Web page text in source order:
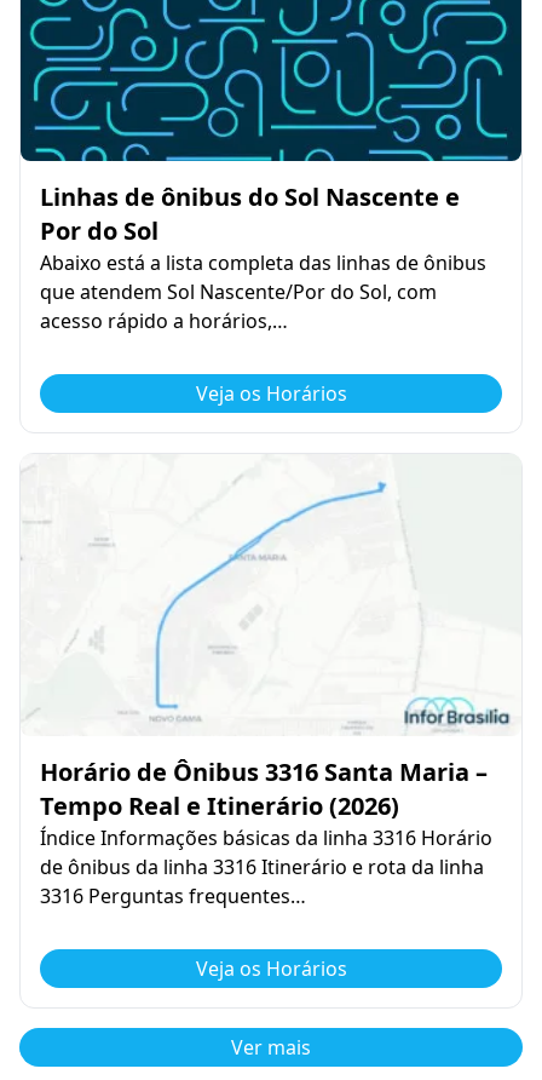
Linhas de ônibus do Sol Nascente e
Por do Sol
Abaixo está a lista completa das linhas de ônibus
que atendem Sol Nascente/Por do Sol, com
acesso rápido a horários,…
Veja os Horários
Horário de Ônibus 3316 Santa Maria –
Tempo Real e Itinerário (2026)
Índice Informações básicas da linha 3316 Horário
de ônibus da linha 3316 Itinerário e rota da linha
3316 Perguntas frequentes…
Veja os Horários
Ver mais